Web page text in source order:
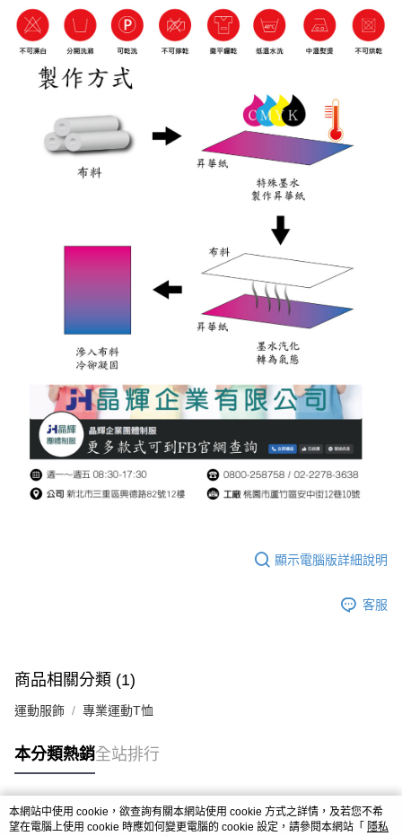
顯示電腦版詳細說明
客服
商品相關分類 (1)
運動服飾 專業運動T恤
本分類熱銷全站排行
熱門標籤
本網站中使用 cookie，欲查詢有關本網站使用 cookie 方式之詳情，及若您不希
望在電腦上使用 cookie 時應如何變更電腦的 cookie 設定，請參閱本網站「 隱私